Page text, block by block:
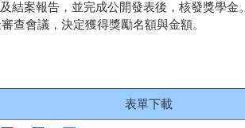
結案報告，並完成公開發表後，核發獎學金。
查會議，決定獲得獎勵名額與金額。
表單下載